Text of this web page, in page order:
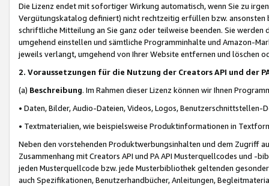
Die Lizenz endet mit sofortiger Wirkung automatisch, wenn Sie zu
Vergütungskatalog definiert) nicht rechtzeitig erfüllen bzw. ansonsten
schriftliche Mitteilung an Sie ganz oder teilweise beenden. Sie werden
umgehend einstellen und sämtliche Programminhalte und Amazon-
jeweils verlangt, umgehend von Ihrer Website entfernen und löschen
2. Voraussetzungen für die Nutzung der Creators API und der
(a) Beschreibung. Im Rahmen dieser Lizenz können wir Ihnen
• Daten, Bilder, Audio-Dateien, Videos, Logos, Benutzerschnittstellen-
• Textmaterialien, wie beispielsweise Produktinformationen in
Neben den vorstehenden Produktwerbungsinhalten und dem Zugriff
Zusammenhang mit Creators API und PA API Musterquellcodes und
jeden Musterquellcode bzw. jede Musterbibliothek geltenden
auch Spezifikationen, Benutzerhandbücher, Anleitungen,